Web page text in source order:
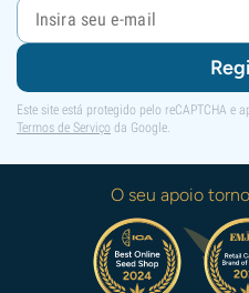
Este site está protegido pelo reCAPTCHA e
Termos de Serviço da Google.
O seu apoio